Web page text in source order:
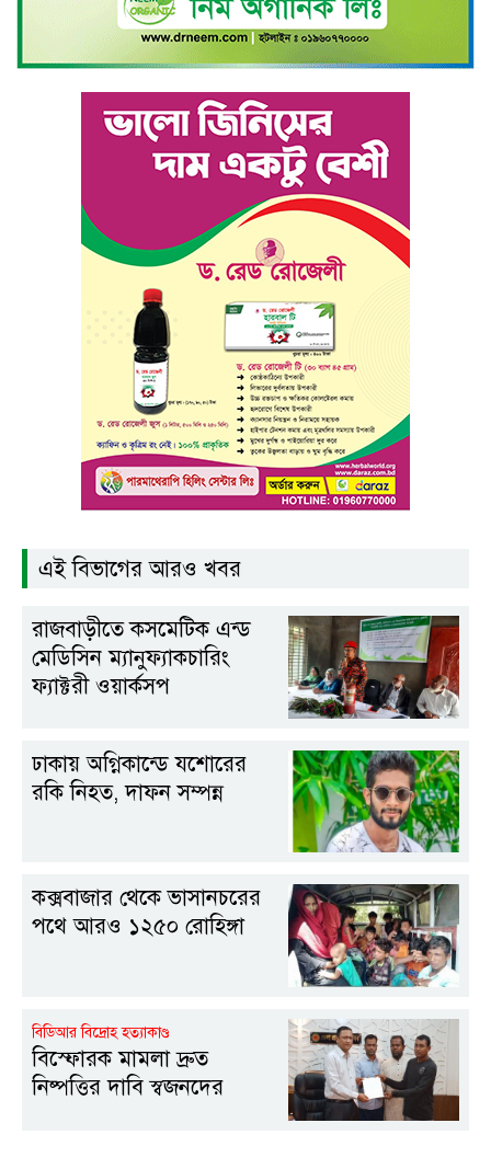
এই বিভাগের আরও খবর
রাজবাড়ী‌তে কস‌মে‌টিক এন্ড
মে‌ডি‌সিন ম‌্যানুফ‌্যাকচারিং
ফ‌্যাক্টরী ওয়ার্কসপ
ঢাকায় অগ্নিকান্ডে যশোরের
রকি নিহত, দাফন সম্পন্ন
কক্সবাজার থেকে ভাসানচরের
পথে আরও ১২৫০ রোহিঙ্গা
বিডিআর বিদ্রোহ হত্যাকাণ্ড
বিস্ফোরক মামলা দ্রুত
নিষ্পত্তির দাবি স্বজনদের